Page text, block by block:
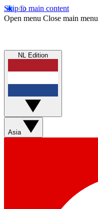
Skip to main content
Open menu Close main menu
NL Edition
Asia